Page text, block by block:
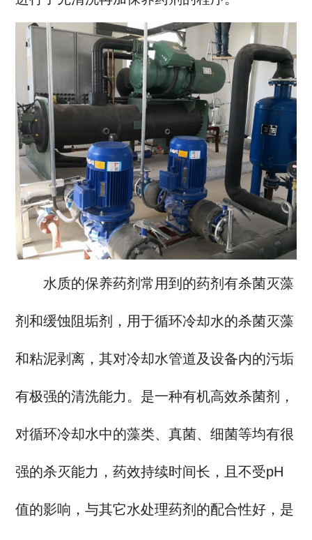
水质的保养药剂常用到的药剂有杀菌灭藻
剂和缓蚀阻垢剂，用于循环冷却水的杀菌灭藻
和粘泥剥离，其对冷却水管道及设备内的污垢
有极强的清洗能力。是一种有机高效杀菌剂，
对循环冷却水中的藻类、真菌、细菌等均有很
强的杀灭能力，药效持续时间长，且不受pH
值的影响，与其它水处理药剂的配合性好，是